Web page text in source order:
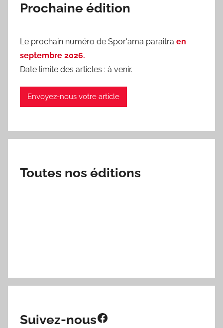
Prochaine édition
Le prochain numéro de Spor'ama paraîtra en
septembre 2026.
Date limite des articles : à venir.
Envoyez-nous votre article
Toutes nos éditions
Suivez-nousFacebook